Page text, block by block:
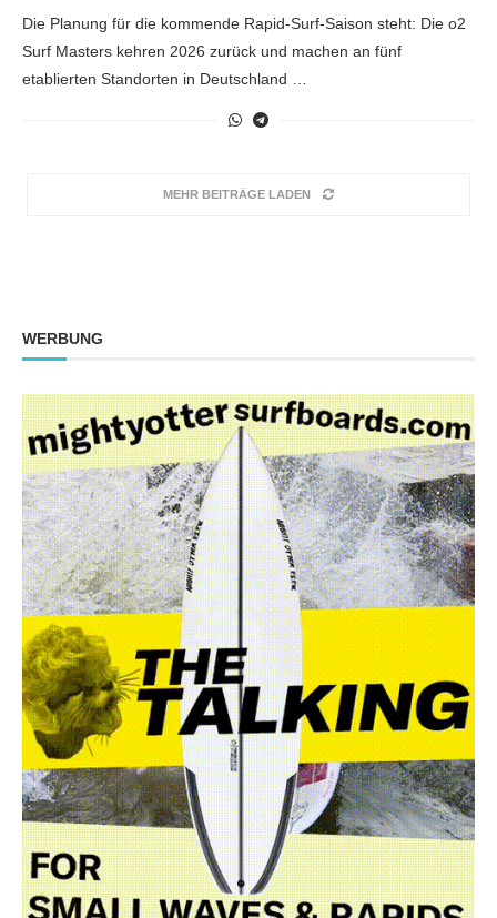
Die Planung für die kommende Rapid-Surf-Saison steht: Die o2
Surf Masters kehren 2026 zurück und machen an fünf
etablierten Standorten in Deutschland …
MEHR BEITRÄGE LADEN
WERBUNG